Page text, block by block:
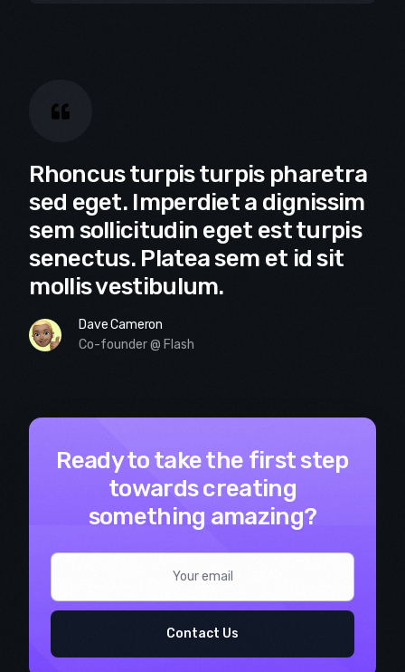
Rhoncus turpis turpis pharetra
sed eget. Imperdiet a dignissim
sem sollicitudin eget est turpis
senectus. Platea sem et id sit
mollis vestibulum.
Dave Cameron
Co-founder @ Flash
Ready to take the first step
towards creating
something amazing?
Contact Us